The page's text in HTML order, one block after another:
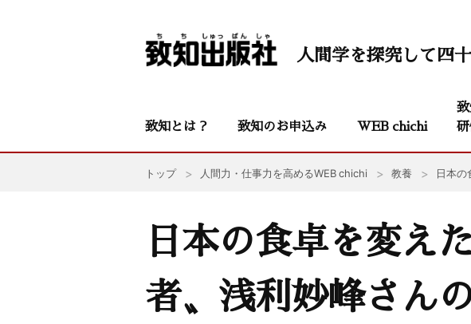
人間学を探究して四
致知とは？ 致知のお申込み WEB chichi
トップ 人間力・仕事力を高めるWEB chichi 教養 日本
日本の食卓を変
者〟浅利妙峰さん